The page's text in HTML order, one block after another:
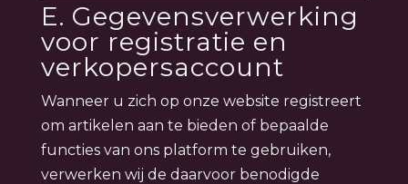
E. Gegevensverwerking
voor registratie en
verkopersaccount
Wanneer u zich op onze website registreert
om artikelen aan te bieden of bepaalde
functies van ons platform te gebruiken,
verwerken wij de daarvoor benodigde